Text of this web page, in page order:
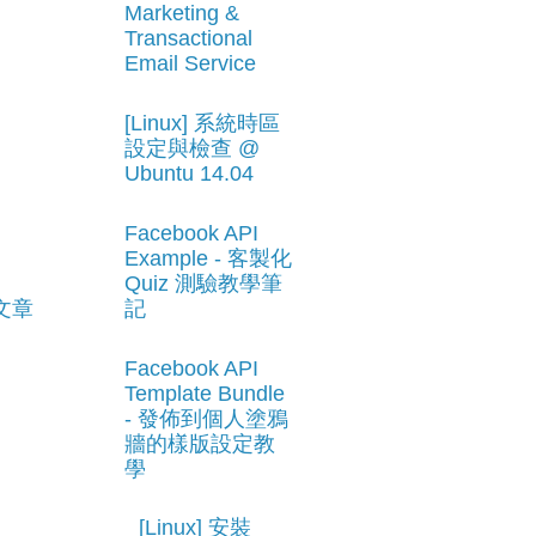
章
Marketing &
Transactional
Email Service
[Linux] 系統時區
設定與檢查 @
Ubuntu 14.04
Facebook API
Example - 客製化
Quiz 測驗教學筆
記
Facebook API
Template Bundle
- 發佈到個人塗鴉
牆的樣版設定教
學
[Linux] 安裝